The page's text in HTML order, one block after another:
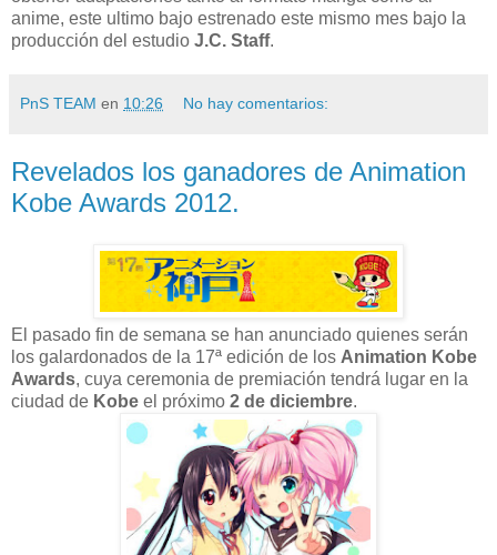
anime, este ultimo bajo estrenado este mismo mes bajo la
producción del estudio J.C. Staff.
PnS TEAM en 10:26 No hay comentarios:
Revelados los ganadores de Animation
Kobe Awards 2012.
El pasado fin de semana se han anunciado quienes serán
los galardonados de la 17ª edición de los Animation Kobe
Awards, cuya ceremonia de premiación tendrá lugar en la
ciudad de Kobe el próximo 2 de diciembre.